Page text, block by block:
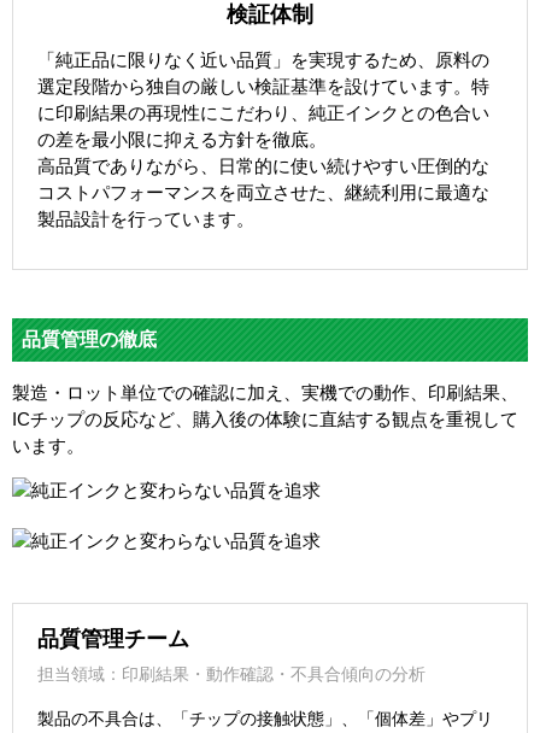
検証体制
「純正品に限りなく近い品質」を実現するため、原料の
選定段階から独自の厳しい検証基準を設けています。特
に印刷結果の再現性にこだわり、純正インクとの色合い
の差を最小限に抑える方針を徹底。
高品質でありながら、日常的に使い続けやすい圧倒的な
コストパフォーマンスを両立させた、継続利用に最適な
製品設計を行っています。
品質管理の徹底
製造・ロット単位での確認に加え、実機での動作、印刷結果、
ICチップの反応など、購入後の体験に直結する観点を重視して
います。
品質管理チーム
担当領域：印刷結果・動作確認・不具合傾向の分析
製品の不具合は、「チップの接触状態」、「個体差」やプリ